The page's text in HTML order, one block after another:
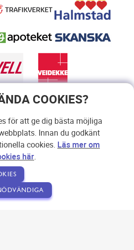
COOKIES?
för att ge dig bästa möjliga
Innan du godkänt
cookies. Läs mer om
här.